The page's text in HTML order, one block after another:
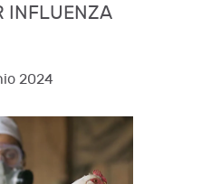
INFLUENZA
2024